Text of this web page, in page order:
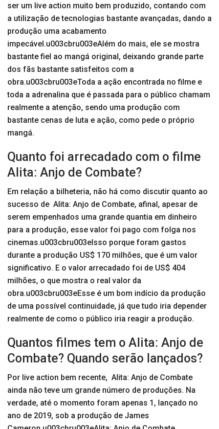
ser um live action muito bem produzido, contando com
a utilização de tecnologias bastante avançadas, dando a
produção uma acabamento
impecável.u003cbru003eAlém do mais, ele se mostra
bastante fiel ao mangá original, deixando grande parte
dos fãs bastante satisfeitos com a
obra.u003cbru003eToda a ação encontrada no filme e
toda a adrenalina que é passada para o público chamam
realmente a atenção, sendo uma produção com
bastante cenas de luta e ação, como pede o próprio
mangá.
Quanto foi arrecadado com o filme
Alita: Anjo de Combate?
Em relação a bilheteria, não há como discutir quanto ao
sucesso de Alita: Anjo de Combate, afinal, apesar de
serem empenhados uma grande quantia em dinheiro
para a produção, esse valor foi pago com folga nos
cinemas.u003cbru003eIsso porque foram gastos
durante a produção US$ 170 milhões, que é um valor
significativo. E o valor arrecadado foi de US$ 404
milhões, o que mostra o real valor da
obra.u003cbru003eEsse é um bom indício da produção
de uma possível continuidade, já que tudo iria depender
realmente de como o público iria reagir a produção.
Quantos filmes tem o Alita: Anjo de
Combate? Quando serão lançados?
Por live action bem recente, Alita: Anjo de Combate
ainda não teve um grande número de produções. Na
verdade, até o momento foram apenas 1, lançado no
ano de 2019, sob a produção de James